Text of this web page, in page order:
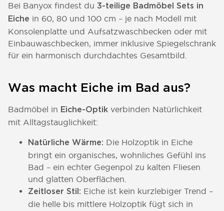
Bei Banyox findest du 3-teilige Badmöbel Sets in
Eiche in 60, 80 und 100 cm – je nach Modell mit
Konsolenplatte und Aufsatzwaschbecken oder mit
Einbauwaschbecken, immer inklusive Spiegelschrank
für ein harmonisch durchdachtes Gesamtbild.
Was macht Eiche im Bad aus?
Badmöbel in Eiche-Optik verbinden Natürlichkeit
mit Alltagstauglichkeit:
Natürliche Wärme: Die Holzoptik in Eiche
bringt ein organisches, wohnliches Gefühl ins
Bad – ein echter Gegenpol zu kalten Fliesen
und glatten Oberflächen.
Zeitloser Stil: Eiche ist kein kurzlebiger Trend –
die helle bis mittlere Holzoptik fügt sich in